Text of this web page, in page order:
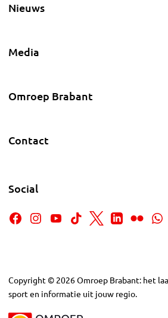
Nieuws
Media
Omroep Brabant
Contact
Social
Copyright © 2026Omroep Brabant: het
sport en informatie uit jouw regio.